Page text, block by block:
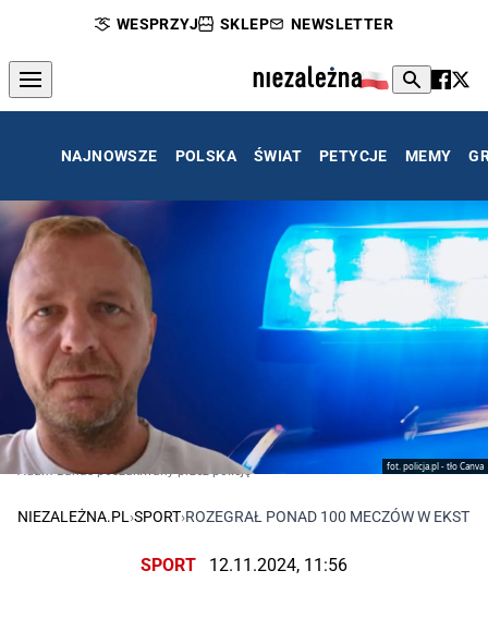
WESPRZYJ SKLEP NEWSLETTER
NAJNOWSZE POLSKA ŚWIAT PETYCJE MEMY
fot. policja.pl - tło Canva
Adam Banaś poszukiwany przez policję
NIEZALEŻNA.PL ›SPORT›ROZEGRAŁ PONAD 100 MECZÓW W
SPORT 12.11.2024, 11:56